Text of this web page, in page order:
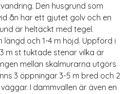
Den husgrund som
ån har ett gjutet golv och en
är heltäckt med tegel.
längd och 1-4 m höjd. Uppförd i
m st tuktade stenar vilka är
mellan skalmurarna utgörs
3 öppningar 3-5 m bred och 2
I dammvallen är även en